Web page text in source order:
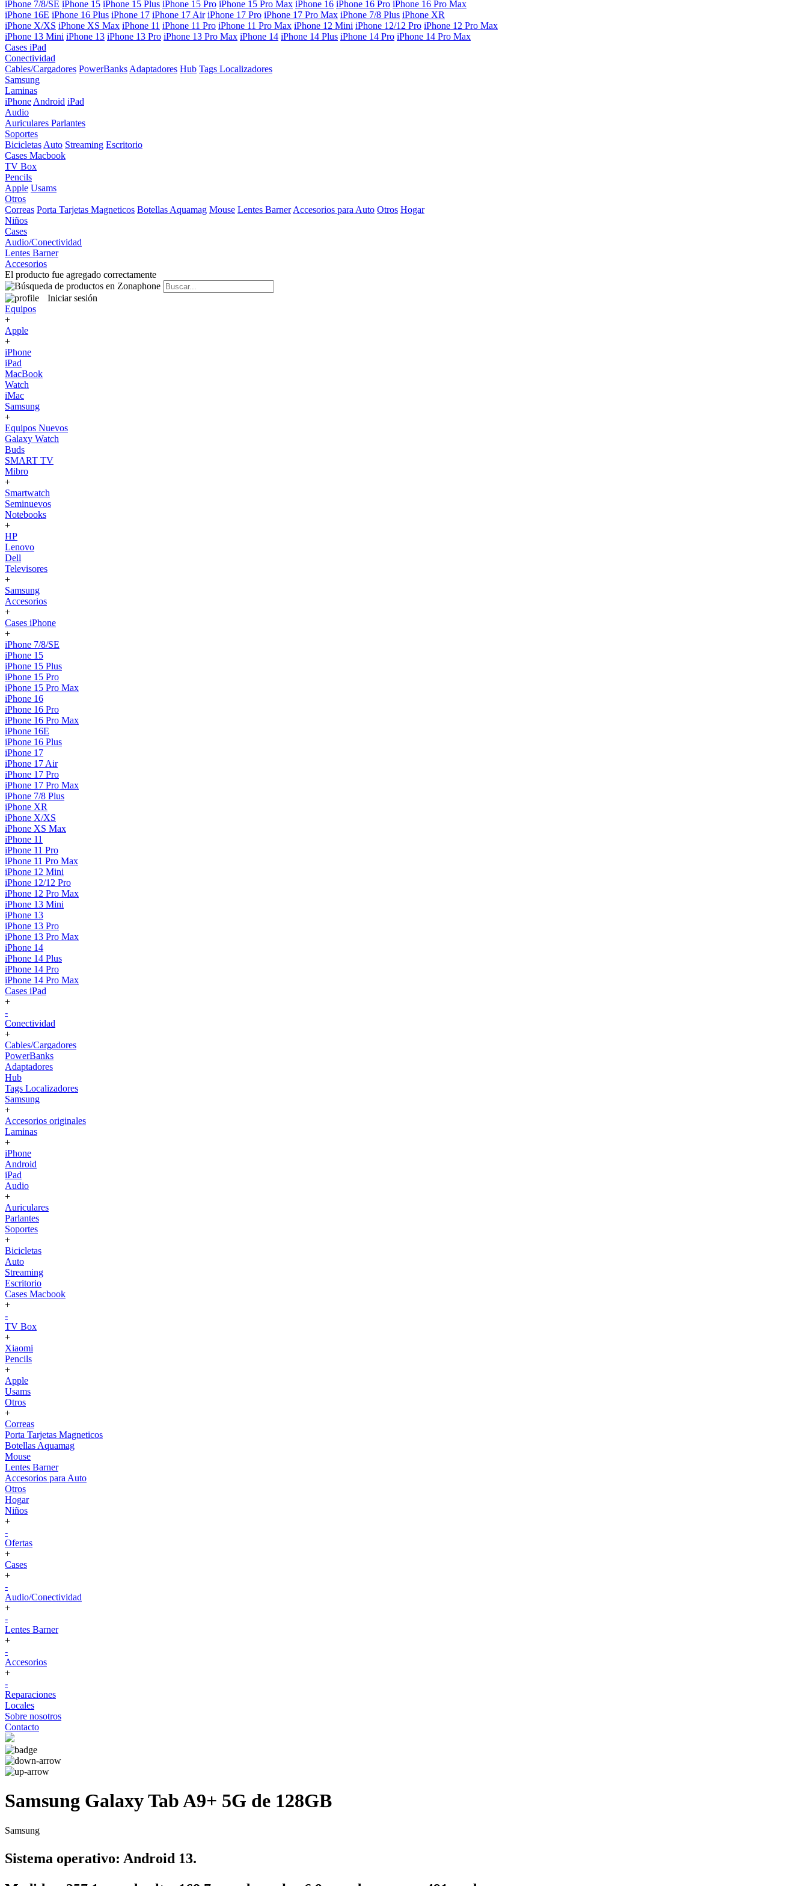
iPhone 7/8/SE iPhone 15 iPhone 15 Plus iPhone 15 Pro iPhone 15 Pro Max iPhone 16 iPhone 16 Pro iPhone 16 Pro Max
iPhone 16E iPhone 16 Plus iPhone 17 iPhone 17 Air iPhone 17 Pro iPhone 17 Pro Max iPhone 7/8 Plus iPhone XR
iPhone X/XS iPhone XS Max iPhone 11 iPhone 11 Pro iPhone 11 Pro Max iPhone 12 Mini iPhone 12/12 Pro iPhone 12 Pro Max
iPhone 13 Mini iPhone 13 iPhone 13 Pro iPhone 13 Pro Max iPhone 14 iPhone 14 Plus iPhone 14 Pro iPhone 14 Pro Max
Cases iPad
Conectividad
Cables/Cargadores PowerBanks Adaptadores Hub Tags Localizadores
Samsung
Laminas
iPhone Android iPad
Audio
Auriculares Parlantes
Soportes
Bicicletas Auto Streaming Escritorio
Cases Macbook
TV Box
Pencils
Apple Usams
Otros
Correas Porta Tarjetas Magneticos Botellas Aquamag Mouse Lentes Barner Accesorios para Auto Otros Hogar
Niños
Cases
Audio/Conectividad
Lentes Barner
Accesorios
El producto fue agregado correctamente
Iniciar sesión
Equipos
+
Apple
+
iPhone
iPad
MacBook
Watch
iMac
Samsung
+
Equipos Nuevos
Galaxy Watch
Buds
SMART TV
Mibro
+
Smartwatch
Seminuevos
Notebooks
+
HP
Lenovo
Dell
Televisores
+
Samsung
Accesorios
+
Cases iPhone
+
iPhone 7/8/SE
iPhone 15
iPhone 15 Plus
iPhone 15 Pro
iPhone 15 Pro Max
iPhone 16
iPhone 16 Pro
iPhone 16 Pro Max
iPhone 16E
iPhone 16 Plus
iPhone 17
iPhone 17 Air
iPhone 17 Pro
iPhone 17 Pro Max
iPhone 7/8 Plus
iPhone XR
iPhone X/XS
iPhone XS Max
iPhone 11
iPhone 11 Pro
iPhone 11 Pro Max
iPhone 12 Mini
iPhone 12/12 Pro
iPhone 12 Pro Max
iPhone 13 Mini
iPhone 13
iPhone 13 Pro
iPhone 13 Pro Max
iPhone 14
iPhone 14 Plus
iPhone 14 Pro
iPhone 14 Pro Max
Cases iPad
+
-
Conectividad
+
Cables/Cargadores
PowerBanks
Adaptadores
Hub
Tags Localizadores
Samsung
+
Accesorios originales
Laminas
+
iPhone
Android
iPad
Audio
+
Auriculares
Parlantes
Soportes
+
Bicicletas
Auto
Streaming
Escritorio
Cases Macbook
+
-
TV Box
+
Xiaomi
Pencils
+
Apple
Usams
Otros
+
Correas
Porta Tarjetas Magneticos
Botellas Aquamag
Mouse
Lentes Barner
Accesorios para Auto
Otros
Hogar
Niños
+
-
Ofertas
+
Cases
+
-
Audio/Conectividad
+
-
Lentes Barner
+
-
Accesorios
+
-
Reparaciones
Locales
Sobre nosotros
Contacto
Samsung Galaxy Tab A9+ 5G de 128GB
Samsung
Sistema operativo: Android 13.